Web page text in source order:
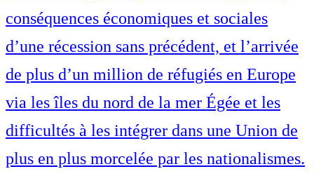
conséquences économiques et sociales
d’une récession sans précédent, et l’arrivée
de plus d’un million de réfugiés en Europe
via les îles du nord de la mer Égée et les
difficultés à les intégrer dans une Union de
plus en plus morcelée par les nationalismes.